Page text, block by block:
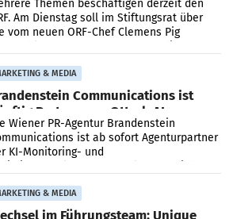
Themen beschäftigen derzeit den
Am Dienstag soll im Stiftungsrat über
vom neuen ORF-Chef Clemens Pig
& MEDIA
Communications ist
Partner von OtterlyAI
Wiener PR-Agentur Brandenstein
ist ab sofort Agenturpartner
KI-Monitoring- und
& MEDIA
im Führungsteam: Unique